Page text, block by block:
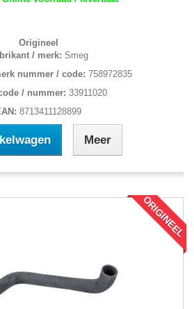
Origineel
/ merk: Smeg
nummer / code: 758972835
/ nummer: 33911020
8713411128899
Meer
ORIGINEEL